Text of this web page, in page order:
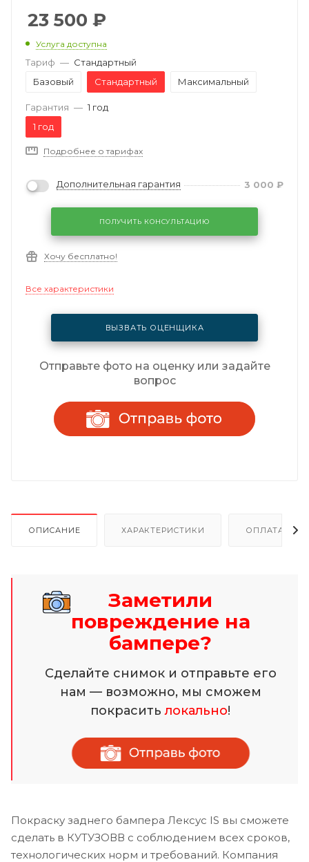
23 500 ₽
Услуга доступна
Тариф — Стандартный
Базовый
Стандартный Максимальный
Гарантия — 1 год
1 год
Подробнее о тарифах
Дополнительная гарантия 3 000 ₽
ПОЛУЧИТЬ КОНСУЛЬТАЦИЮ
Хочу бесплатно!
Все характеристики
ВЫЗВАТЬ ОЦЕНЩИКА
Отправьте фото на оценку или задайте
вопрос
ОПИСАНИЕ ХАРАКТЕРИСТИКИ ОПЛАТА И
Заметили
повреждение на
бампере?
Сделайте снимок и отправьте его
нам — возможно, мы сможем
покраситьлокально!
Покраску заднего бампера Лексус IS вы сможете
сделать в КУТУЗОВВ с соблюдением всех сроков,
технологических норм и требований. Компания